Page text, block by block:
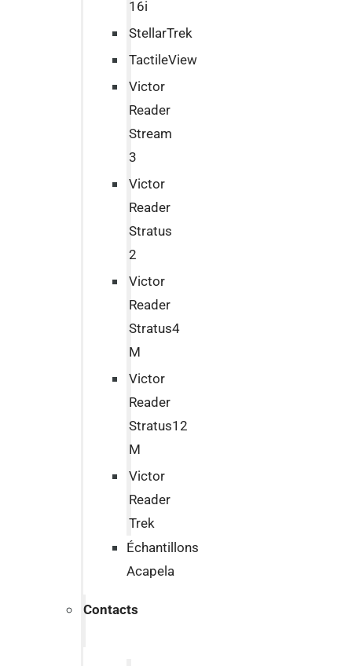
16i
StellarTrek
TactileView
Victor
Reader
Stream
3
Victor
Reader
Stratus
2
Victor
Reader
Stratus4
M
Victor
Reader
Stratus12
M
Victor
Reader
Trek
Échantillons
Acapela
Contacts